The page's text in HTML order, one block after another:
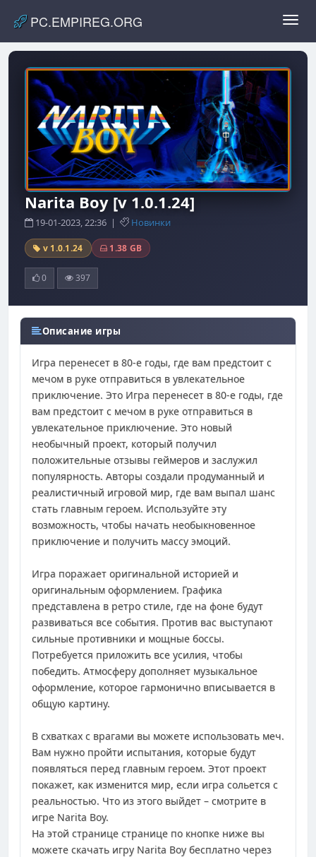
PC.EMPIREG.ORG
Narita Boy [v 1.0.1.24]
19-01-2023, 22:36 | Новинки
v 1.0.1.24 1.38 GB
0 397
Описание игры
Игра перенесет в 80-е годы, где вам предстоит с
мечом в руке отправиться в увлекательное
приключение. Это Игра перенесет в 80-е годы, где
вам предстоит с мечом в руке отправиться в
увлекательное приключение. Это новый
необычный проект, который получил
положительные отзывы геймеров и заслужил
популярность. Авторы создали продуманный и
реалистичный игровой мир, где вам выпал шанс
стать главным героем. Используйте эту
возможность, чтобы начать необыкновенное
приключение и получить массу эмоций.
Игра поражает оригинальной историей и
оригинальным оформлением. Графика
представлена в ретро стиле, где на фоне будут
развиваться все события. Против вас выступают
сильные противники и мощные боссы.
Потребуется приложить все усилия, чтобы
победить. Атмосферу дополняет музыкальное
оформление, которое гармонично вписывается в
общую картину.
В схватках с врагами вы можете использовать меч.
Вам нужно пройти испытания, которые будут
появляться перед главным героем. Этот проект
покажет, как изменится мир, если игра сольется с
реальностью. Что из этого выйдет – смотрите в
игре Narita Boy.
На этой странице странице по кнопке ниже вы
можете скачать игру Narita Boy бесплатно через